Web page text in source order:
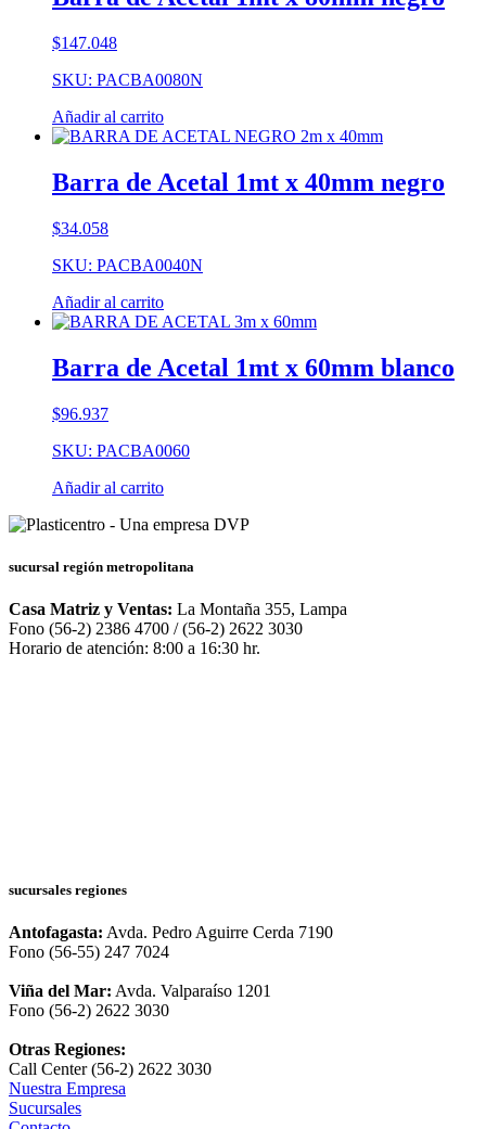
$147.048
SKU: PACBA0080N
Añadir al carrito
Barra de Acetal 1mt x 40mm negro
$34.058
SKU: PACBA0040N
Añadir al carrito
Barra de Acetal 1mt x 60mm blanco
$96.937
SKU: PACBA0060
Añadir al carrito
sucursal región metropolitana
Casa Matriz y Ventas: La Montaña 355, Lampa
Fono (56-2) 2386 4700 / (56-2) 2622 3030
Horario de atención: 8:00 a 16:30 hr.
sucursales regiones
Antofagasta: Avda. Pedro Aguirre Cerda 7190
Fono (56-55) 247 7024
Viña del Mar: Avda. Valparaíso 1201
Fono (56-2) 2622 3030
Otras Regiones:
Call Center (56-2) 2622 3030
Nuestra Empresa
Sucursales